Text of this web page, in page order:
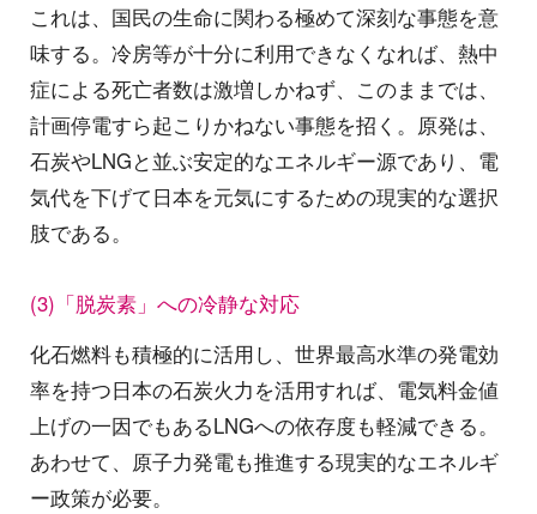
これは、国民の生命に関わる極めて深刻な事態を意
味する。冷房等が十分に利用できなくなれば、熱中
症による死亡者数は激増しかねず、このままでは、
計画停電すら起こりかねない事態を招く。原発は、
石炭やLNGと並ぶ安定的なエネルギー源であり、電
気代を下げて日本を元気にするための現実的な選択
肢である。
(3)「脱炭素」への冷静な対応
化石燃料も積極的に活用し、世界最高水準の発電効
率を持つ日本の石炭火力を活用すれば、電気料金値
上げの一因でもあるLNGへの依存度も軽減できる。
あわせて、原子力発電も推進する現実的なエネルギ
ー政策が必要。